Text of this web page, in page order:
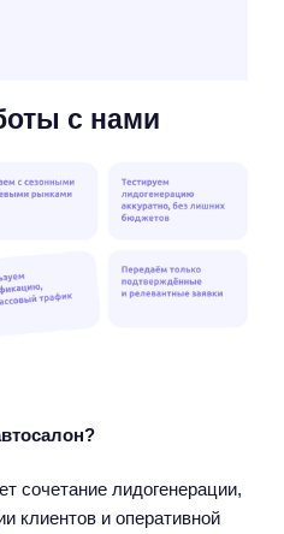
с нами
сочетание лидогенерации,
клиентов и оперативной